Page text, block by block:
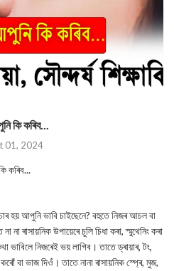
কি কৰিব...
01, 2024
কৰিব...
হয় আপুনি ভাবি চাইছেনে? বহুতে নিজৰ আচল বা
না ৰাসায়নিক উপায়েৰে চুলি চিধা কৰা, স্মুথেনিং কৰা
ভাবিলে নিজৰেই ভয় লাগিব। তাতে ড্ৰায়াৰ, টং,
বা ভাজ দিওঁ। তাতে নানা ৰাসায়নিক স্প্ৰে, মুজ,